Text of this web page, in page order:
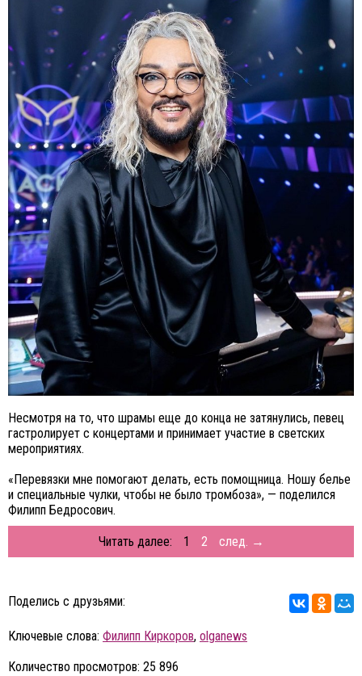
Несмотря на то, что шрамы еще до конца не затянулись, певец
гастролирует с концертами и принимает участие в светских
мероприятиях.
«Перевязки мне помогают делать, есть помощница. Ношу белье
и специальные чулки, чтобы не было тромбоза», — поделился
Филипп Бедросович.
Читать далее: 1 2 след. →
Поделись с друзьями:
Ключевые слова: Филипп Киркоров, olganews
Количество просмотров: 25 896